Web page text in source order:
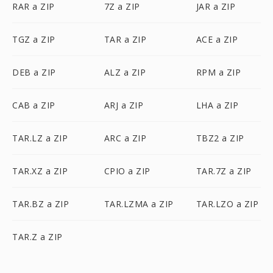
RAR a ZIP 7Z a ZIP JAR a ZIP
TGZ a ZIP TAR a ZIP ACE a ZIP
DEB a ZIP ALZ a ZIP RPM a ZIP
CAB a ZIP ARJ a ZIP LHA a ZIP
TAR.LZ a ZIP ARC a ZIP TBZ2 a ZIP
TAR.XZ a ZIP CPIO a ZIP TAR.7Z a ZIP
TAR.BZ a ZIP TAR.LZMA a ZIP TAR.LZO a ZIP
TAR.Z a ZIP